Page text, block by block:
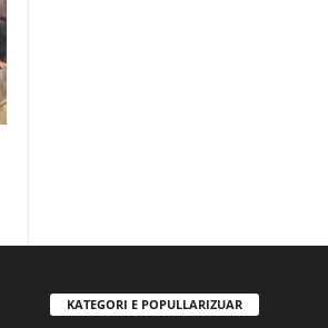
KATEGORI E POPULLARIZUAR